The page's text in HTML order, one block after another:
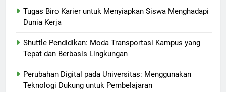
Tugas Biro Karier untuk Menyiapkan Siswa Menghadapi
Dunia Kerja
Shuttle Pendidikan: Moda Transportasi Kampus yang
Tepat dan Berbasis Lingkungan
Perubahan Digital pada Universitas: Menggunakan
Teknologi Dukung untuk Pembelajaran